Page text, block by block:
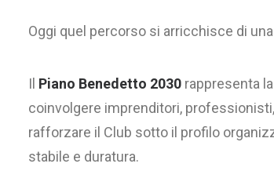
Oggi quel percorso si arricchisce di
Il Piano Benedetto 2030 rappresenta
coinvolgere imprenditori,
rafforzare il Club sotto il profilo
stabile e duratura.